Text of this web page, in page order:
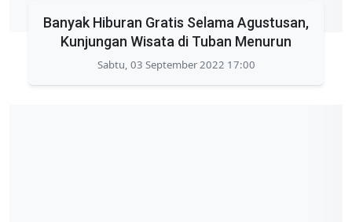
Banyak Hiburan Gratis Selama Agustusan,
Kunjungan Wisata di Tuban Menurun
Sabtu, 03 September 2022 17:00